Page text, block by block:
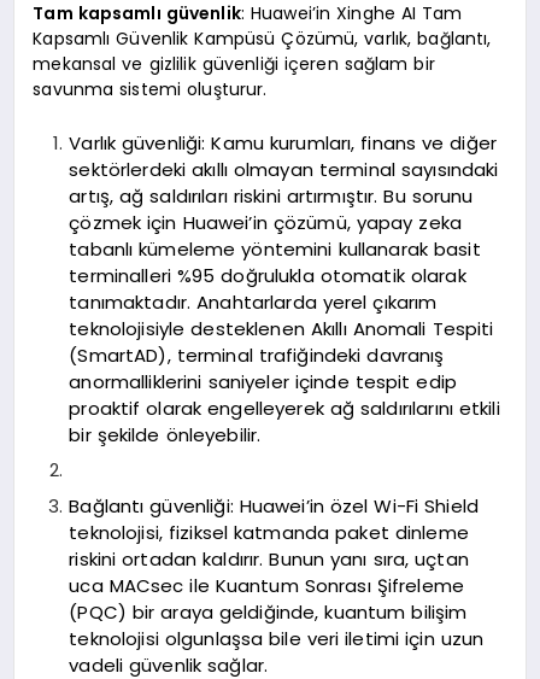
Tam kapsamlı güvenlik: Huawei’in Xinghe AI Tam
Kapsamlı Güvenlik Kampüsü Çözümü, varlık, bağlantı,
mekansal ve gizlilik güvenliği içeren sağlam bir
savunma sistemi oluşturur.
Varlık güvenliği: Kamu kurumları, finans ve diğer
sektörlerdeki akıllı olmayan terminal sayısındaki
artış, ağ saldırıları riskini artırmıştır. Bu sorunu
çözmek için Huawei’in çözümü, yapay zeka
tabanlı kümeleme yöntemini kullanarak basit
terminalleri %95 doğrulukla otomatik olarak
tanımaktadır. Anahtarlarda yerel çıkarım
teknolojisiyle desteklenen Akıllı Anomali Tespiti
(SmartAD), terminal trafiğindeki davranış
anormalliklerini saniyeler içinde tespit edip
proaktif olarak engelleyerek ağ saldırılarını etkili
bir şekilde önleyebilir.
Bağlantı güvenliği: Huawei’in özel Wi-Fi Shield
teknolojisi, fiziksel katmanda paket dinleme
riskini ortadan kaldırır. Bunun yanı sıra, uçtan
uca MACsec ile Kuantum Sonrası Şifreleme
(PQC) bir araya geldiğinde, kuantum bilişim
teknolojisi olgunlaşsa bile veri iletimi için uzun
vadeli güvenlik sağlar.